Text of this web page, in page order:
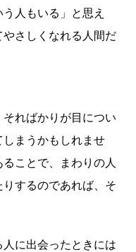
人もいる」と思え
さしくなれる人間だ
ればかりが目につい
まうかもしれませ
ことで、まわりの人
するのであれば、そ
に出会ったときには